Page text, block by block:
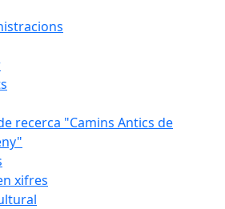
recerca "Camins Antics de
xifres